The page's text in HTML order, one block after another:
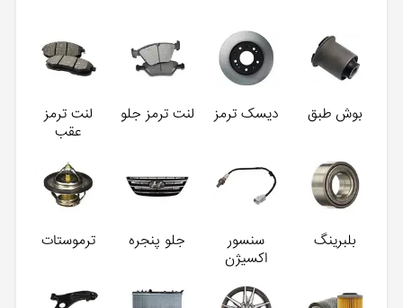
بوش طبق دیسک ترمز لنت ترمز جلو
لنت ترمز
عقب
بلبرینگ
سنسور
اکسیژن
جلو پنجره ترموستات